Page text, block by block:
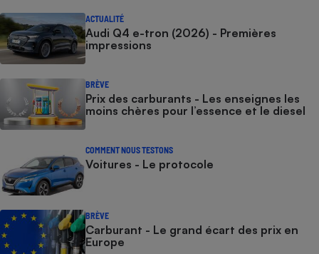
ACTUALITÉ
Audi Q4 e-tron (2026) - Premières
impressions
BRÈVE
Prix des carburants - Les enseignes les
moins chères pour l’essence et le diesel
COMMENT NOUS TESTONS
Voitures - Le protocole
BRÈVE
Carburant - Le grand écart des prix en
Europe